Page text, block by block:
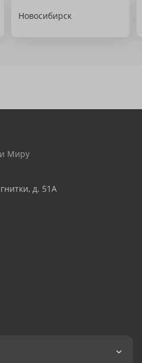
Новосибирск
и Миру
д. 51А